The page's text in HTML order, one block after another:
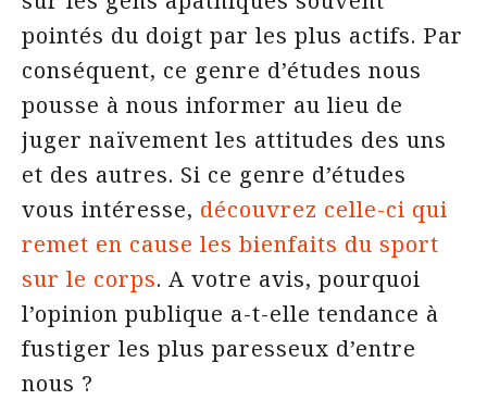
pointés du doigt par les plus actifs. Par
conséquent, ce genre d’études nous
pousse à nous informer au lieu de
juger naïvement les attitudes des uns
et des autres. Si ce genre d’études
vous intéresse, découvrez celle-ci qui
remet en cause les bienfaits du sport
sur le corps. A votre avis, pourquoi
l’opinion publique a-t-elle tendance à
fustiger les plus paresseux d’entre
nous ?